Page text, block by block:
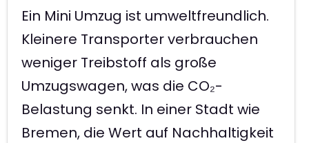
Ein Mini Umzug ist umweltfreundlich.
Kleinere Transporter verbrauchen
weniger Treibstoff als große
Umzugswagen, was die CO₂-
Belastung senkt. In einer Stadt wie
Bremen, die Wert auf Nachhaltigkeit